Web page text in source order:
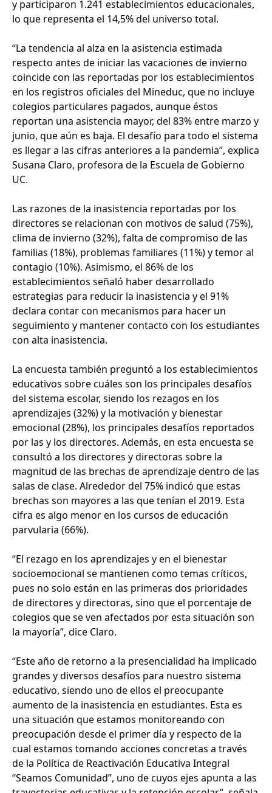
y participaron 1.241 establecimientos educacionales,
lo que representa el 14,5% del universo total.
“La tendencia al alza en la asistencia estimada
respecto antes de iniciar las vacaciones de invierno
coincide con las reportadas por los establecimientos
en los registros oficiales del Mineduc, que no incluye
colegios particulares pagados, aunque éstos
reportan una asistencia mayor, del 83% entre marzo y
junio, que aún es baja. El desafío para todo el sistema
es llegar a las cifras anteriores a la pandemia”, explica
Susana Claro, profesora de la Escuela de Gobierno
UC.
Las razones de la inasistencia reportadas por los
directores se relacionan con motivos de salud (75%),
clima de invierno (32%), falta de compromiso de las
familias (18%), problemas familiares (11%) y temor al
contagio (10%). Asimismo, el 86% de los
establecimientos señaló haber desarrollado
estrategias para reducir la inasistencia y el 91%
declara contar con mecanismos para hacer un
seguimiento y mantener contacto con los estudiantes
con alta inasistencia.
La encuesta también preguntó a los establecimientos
educativos sobre cuáles son los principales desafíos
del sistema escolar, siendo los rezagos en los
aprendizajes (32%) y la motivación y bienestar
emocional (28%), los principales desafíos reportados
por las y los directores. Además, en esta encuesta se
consultó a los directores y directoras sobre la
magnitud de las brechas de aprendizaje dentro de las
salas de clase. Alrededor del 75% indicó que estas
brechas son mayores a las que tenían el 2019. Esta
cifra es algo menor en los cursos de educación
parvularia (66%).
“El rezago en los aprendizajes y en el bienestar
socioemocional se mantienen como temas críticos,
pues no solo están en las primeras dos prioridades
de directores y directoras, sino que el porcentaje de
colegios que se ven afectados por esta situación son
la mayoría”, dice Claro.
“Este año de retorno a la presencialidad ha implicado
grandes y diversos desafíos para nuestro sistema
educativo, siendo uno de ellos el preocupante
aumento de la inasistencia en estudiantes. Esta es
una situación que estamos monitoreando con
preocupación desde el primer día y respecto de la
cual estamos tomando acciones concretas a través
de la Política de Reactivación Educativa Integral
“Seamos Comunidad”, uno de cuyos ejes apunta a las